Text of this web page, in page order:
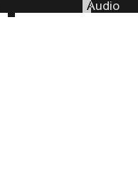
Audio